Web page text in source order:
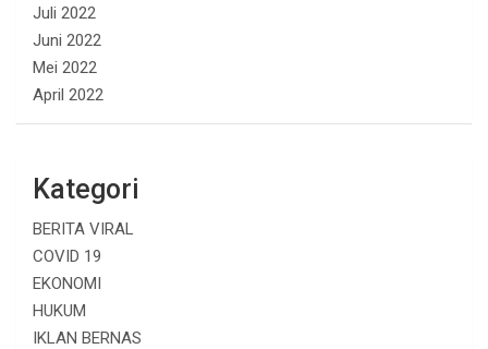
Juli 2022
Juni 2022
Mei 2022
April 2022
Kategori
BERITA VIRAL
COVID 19
EKONOMI
HUKUM
IKLAN BERNAS